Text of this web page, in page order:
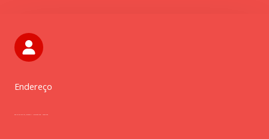
Endereço
Rua 24 de maio 29, galpão 8 – Maracanã Cep.: 20950-085